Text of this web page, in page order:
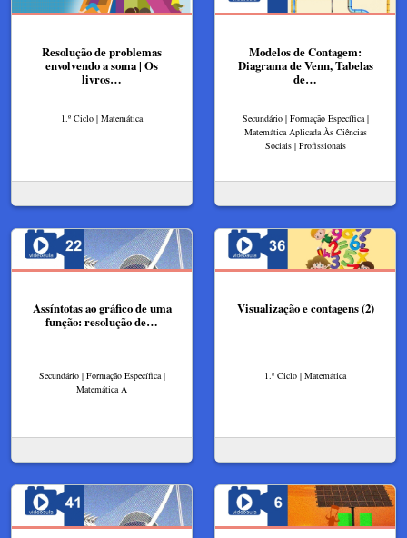
Resolução de problemas
envolvendo a soma | Os
livros…
1.º Ciclo | Matemática
Modelos de Contagem:
Diagrama de Venn, Tabelas
de…
Secundário | Formação Específica |
Matemática Aplicada Às Ciências
Sociais | Profissionais
Assíntotas ao gráfico de uma
função: resolução de…
Secundário | Formação Específica |
Matemática A
Visualização e contagens (2)
1.º Ciclo | Matemática